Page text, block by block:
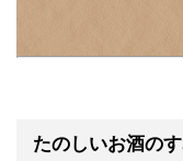
たのしいお酒の